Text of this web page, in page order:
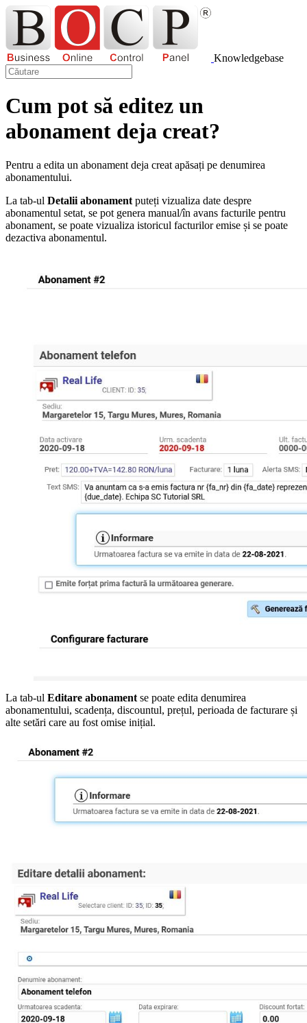
Knowledgebase
Cum pot să editez un
abonament deja creat?
Pentru a edita un abonament deja creat apăsați pe denumirea
abonamentului.
La tab-ul Detalii abonament puteți vizualiza date despre
abonamentul setat, se pot genera manual/în avans facturile pentru
abonament, se poate vizualiza istoricul facturilor emise și se poate
dezactiva abonamentul.
La tab-ul Editare abonament se poate edita denumirea
abonamentului, scadența, discountul, prețul, perioada de facturare și
alte setări care au fost omise inițial.